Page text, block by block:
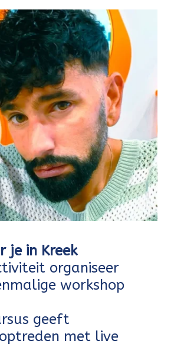
je in Kreek
organiseer
workshop
geeft
met live